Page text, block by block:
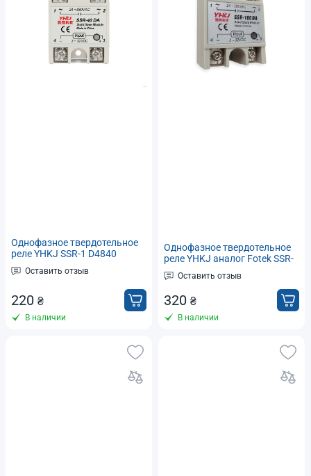
Однофазное твердотельное
реле YHKJ SSR-1 D4840
аналог Fotek SSR-40DA тип
DC-ACОставить отзыв
220 ₴
В наличии
Однофазное твердотельное
реле YHKJ аналог Fotek SSR-
100DA тип DC-AC
Оставить отзыв
320 ₴
В наличии